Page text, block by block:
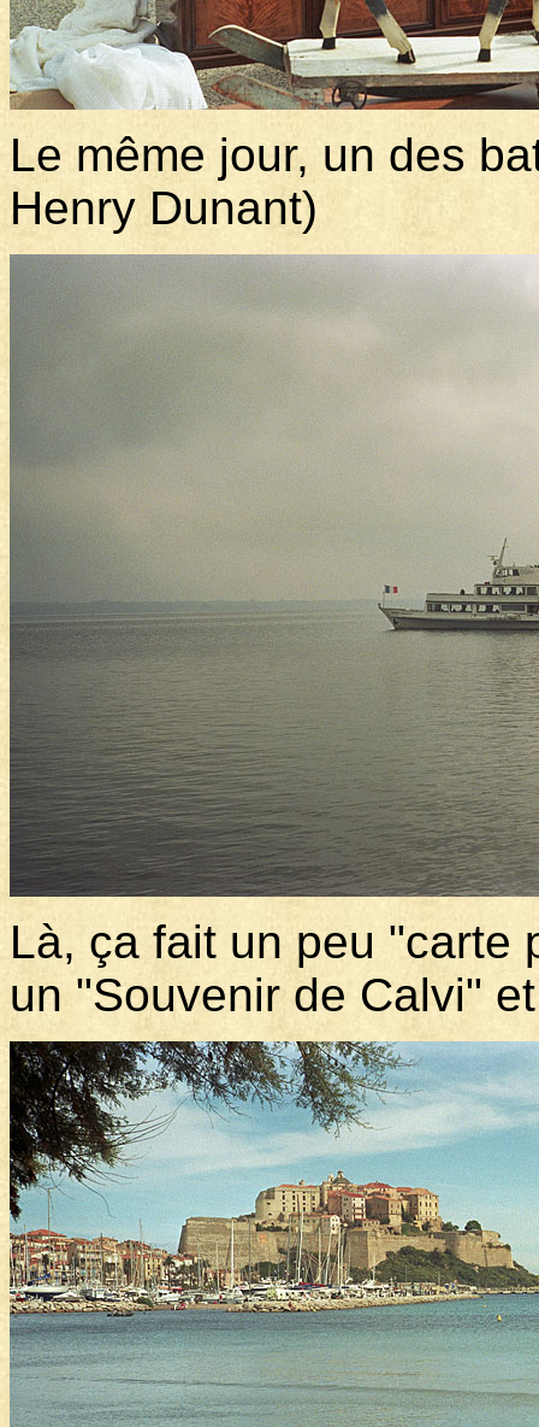
Le même jour, un des
Henry Dunant)
Là, ça fait un peu "carte
un "Souvenir de Calvi"